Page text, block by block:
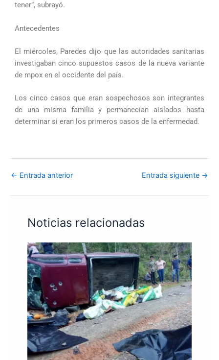
tener”, subrayó.
Antecedentes
El miércoles, Paredes dijo que las autoridades sanitarias
investigaban cinco supuestos casos de la nueva variante
de mpox en el occidente del país.
Los cinco casos que eran sospechosos son integrantes
de una misma familia y permanecían aislados hasta
determinar si eran los primeros casos de la enfermedad.
← Entrada anterior Entrada siguiente →
Noticias relacionadas